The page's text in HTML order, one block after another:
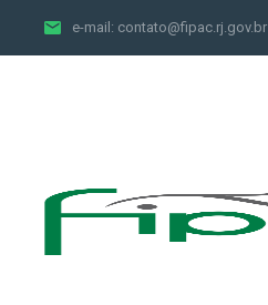
e-mail: contato@fipac.rj.gov.br